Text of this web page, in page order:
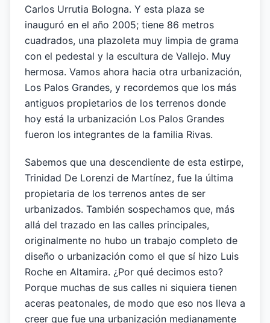
Carlos Urrutia Bologna. Y esta plaza se
inauguró en el año 2005; tiene 86 metros
cuadrados, una plazoleta muy limpia de grama
con el pedestal y la escultura de Vallejo. Muy
hermosa. Vamos ahora hacia otra urbanización,
Los Palos Grandes, y recordemos que los más
antiguos propietarios de los terrenos donde
hoy está la urbanización Los Palos Grandes
fueron los integrantes de la familia Rivas.
Sabemos que una descendiente de esta estirpe,
Trinidad De Lorenzi de Martínez, fue la última
propietaria de los terrenos antes de ser
urbanizados. También sospechamos que, más
allá del trazado en las calles principales,
originalmente no hubo un trabajo completo de
diseño o urbanización como el que sí hizo Luis
Roche en Altamira. ¿Por qué decimos esto?
Porque muchas de sus calles ni siquiera tienen
aceras peatonales, de modo que eso nos lleva a
creer que fue una urbanización medianamente